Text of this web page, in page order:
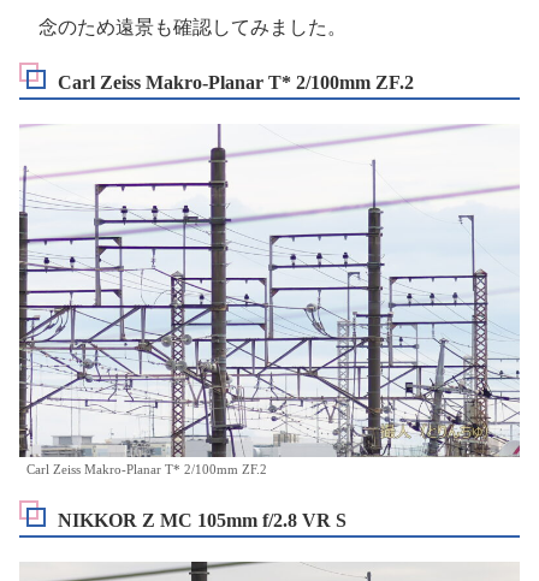
念のため遠景も確認してみました。
Carl Zeiss Makro-Planar T* 2/100mm ZF.2
Carl Zeiss Makro-Planar T* 2/100mm ZF.2
NIKKOR Z MC 105mm f/2.8 VR S